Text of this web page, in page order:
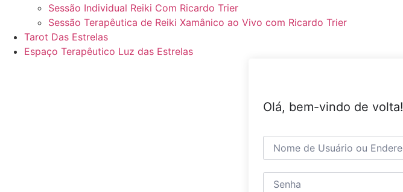
Sessão Individual Reiki Com Ricardo Trier
Sessão Terapêutica de Reiki Xamânico ao Vivo com Ricardo Trier
Tarot Das Estrelas
Espaço Terapêutico Luz das Estrelas
Olá, bem-vindo de volta!